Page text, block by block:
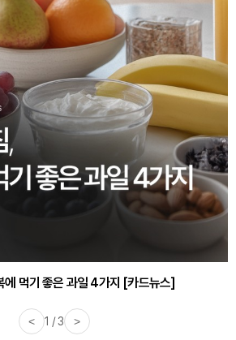
에 먹기 좋은 과일 4가지 [카드뉴스]
< 1 / 3 >